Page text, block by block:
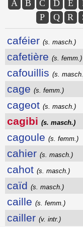
A B C D E
P
Q R
caféier (s. masch.)
cafetière (s. femm.)
cafouillis (s.
cage (s. femm.)
cageot (s. masch.)
cagibi (s. masch.)
cagoule (s. femm.)
cahier (s. masch.)
cahot (s. masch.)
caïd (s. masch.)
caille (s. femm.)
cailler (v. intr.)